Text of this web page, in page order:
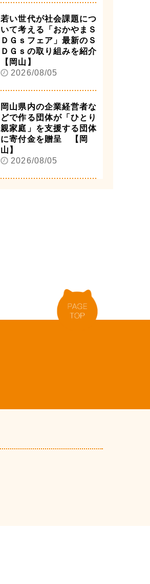
若い世代が社会課題につ
いて考える「おかやまＳ
ＤＧｓフェア」最新のＳ
ＤＧｓの取り組みを紹介
【岡山】
2026/08/05
岡山県内の企業経営者な
どで作る団体が「ひとり
親家庭」を支援する団体
に寄付金を贈呈 【岡
山】
2026/08/05